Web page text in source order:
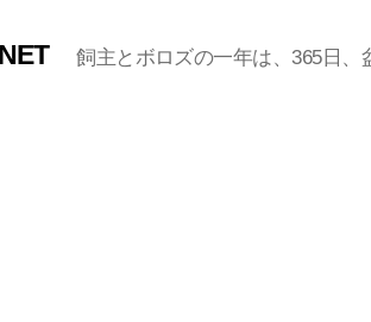
飼主とボロズの一年は、365日、